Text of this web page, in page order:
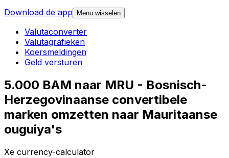
Download de app
Menu wisselen
Valutaconverter
Valutagrafieken
Koersmeldingen
Geld versturen
5.000 BAM naar MRU - Bosnisch-
Herzegovinaanse convertibele
marken omzetten naar Mauritaanse
ouguiya's
Xe currency-calculator